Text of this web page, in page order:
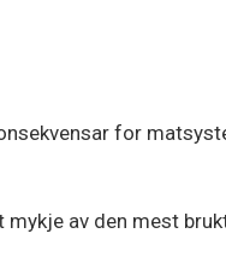
for
av den mest